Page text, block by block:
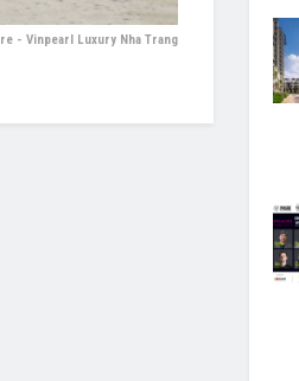
- Vinpearl Luxury Nha Trang